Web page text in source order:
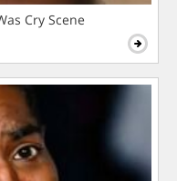
Cry Scene